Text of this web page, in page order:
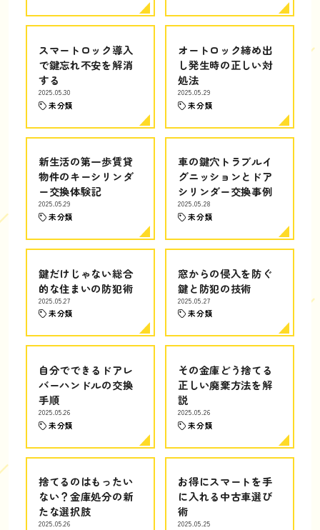
スマートロック導入
で鍵忘れ不安を解消
する
2025.05.30
未分類
オートロック締め出
し発生時の正しい対
処法
2025.05.29
未分類
新生活の第一歩賃貸
物件のキーシリンダ
ー交換体験記
2025.05.29
未分類
車の鍵穴トラブルイ
グニッションとドア
シリンダー交換事例
2025.05.28
未分類
鍵だけじゃない総合
的な住まいの防犯術
2025.05.27
未分類
窓からの侵入を防ぐ
鍵と防犯の技術
2025.05.27
未分類
自分でできるドアレ
バーハンドルの交換
手順
2025.05.26
未分類
その金庫どう捨てる
正しい廃棄方法を解
説
2025.05.26
未分類
捨てるのはもったい
ない？金庫処分の新
たな選択肢
2025.05.26
お得にスマートを手
に入れる中古車選び
術
2025.05.25